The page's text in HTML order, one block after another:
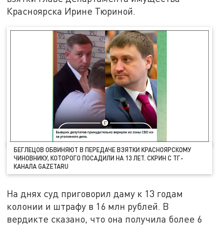
Красноярска Ирине Тюриной.
БЕГЛЕЦОВ ОБВИНЯЮТ В ПЕРЕДАЧЕ ВЗЯТКИ КРАСНОЯРСКОМУ
ЧИНОВНИКУ, КОТОРОГО ПОСАДИЛИ НА 13 ЛЕТ. СКРИН С ТГ-
КАНАЛА GAZETARU
На днях суд приговорил даму к 13 годам
колонии и штрафу в 16 млн рублей. В
вердикте сказано, что она получила более 6